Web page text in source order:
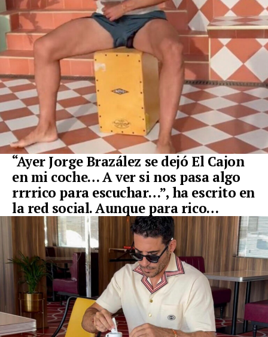
“Ayer Jorge Brazález se dejó El Cajon
en mi coche…A ver si nos pasa algo
rrrrico para escuchar…”, ha escrito en
la red social. Aunque para rico…